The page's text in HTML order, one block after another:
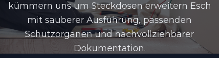
kümmern uns um Steckdosen erweitern Esch
mit sauberer Ausführung, passenden
Schutzorganen und nachvollziehbarer
Dokumentation.